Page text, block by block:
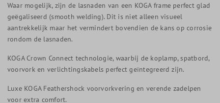
Waar mogelijk, zijn de lasnaden van een KOGA frame perfect glad
geëgaliseerd (smooth welding). Dit is niet alleen visueel
aantrekkelijk maar het vermindert bovendien de kans op corrosie
rondom de lasnaden.
KOGA Crown Connect technologie, waarbij de koplamp, spatbord,
voorvork en verlichtingskabels perfect geïntegreerd zijn.
Luxe KOGA Feathershock voorvorkvering en verende zadelpen
voor extra comfort.